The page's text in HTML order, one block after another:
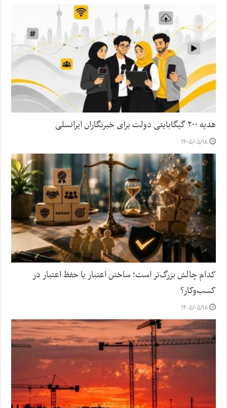
هدیه ۲۰۰ گیگابایتی دولت برای خبرنگاران ایرانسلی
۱۴۰۵/۰۵/۱۸
کدام چالش بزرگ‌تر است؛ ساختن اعتبار یا حفظ اعتبار در
کسب‌وکار؟
۱۴۰۵/۰۵/۱۸